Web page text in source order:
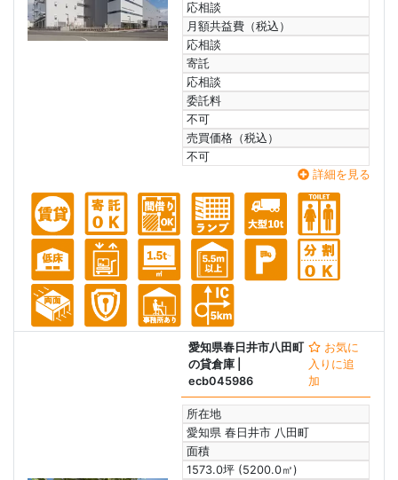
応相談
月額共益費（税込）
応相談
寄託
応相談
委託料
不可
売買価格（税込）
不可
詳細を見る
愛知県春日井市八田町
の貸倉庫
ecb045986
お気に
入りに追
加
所在地
愛知県 春日井市 八田町
面積
1573.0坪 (5200.0㎡)